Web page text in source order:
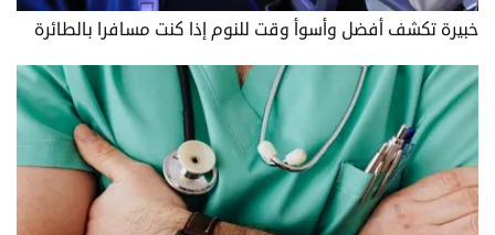
خبيرة تكشف أفضل وأسوأ وقت للنوم إذا كنت مسافرا بالطائرة